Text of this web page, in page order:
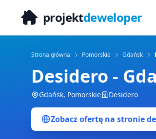
projektdeweloper
Strona główna Pomorskie Gdańsk
Desidero -
Gdańsk, Pomorskie Desidero
Zobacz ofertę na stronie